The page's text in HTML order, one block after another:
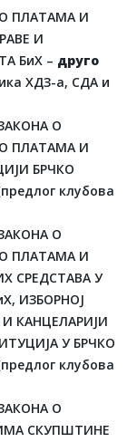
ПЛАТАМА И
И
БиХ – друго
ХДЗ-а, СДА и
О
ПЛАТАМА И
БРЧКО
клубова
О
ПЛАТАМА И
СРЕДСТАВА У
ИЗБОРНОЈ
КАНЦЕЛАРИЈИ
У БРЧКО
клубова
О
СКУПШТИНЕ